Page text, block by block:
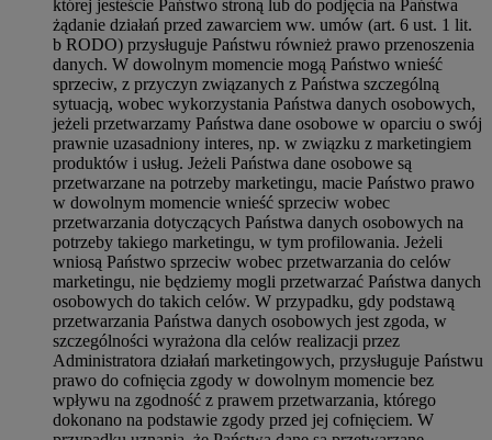
której jesteście Państwo stroną lub do podjęcia na Państwa
żądanie działań przed zawarciem ww. umów (art. 6 ust. 1 lit.
b RODO) przysługuje Państwu również prawo przenoszenia
danych. W dowolnym momencie mogą Państwo wnieść
sprzeciw, z przyczyn związanych z Państwa szczególną
sytuacją, wobec wykorzystania Państwa danych osobowych,
jeżeli przetwarzamy Państwa dane osobowe w oparciu o swój
prawnie uzasadniony interes, np. w związku z marketingiem
produktów i usług. Jeżeli Państwa dane osobowe są
przetwarzane na potrzeby marketingu, macie Państwo prawo
w dowolnym momencie wnieść sprzeciw wobec
przetwarzania dotyczących Państwa danych osobowych na
potrzeby takiego marketingu, w tym profilowania. Jeżeli
wniosą Państwo sprzeciw wobec przetwarzania do celów
marketingu, nie będziemy mogli przetwarzać Państwa danych
osobowych do takich celów. W przypadku, gdy podstawą
przetwarzania Państwa danych osobowych jest zgoda, w
szczególności wyrażona dla celów realizacji przez
Administratora działań marketingowych, przysługuje Państwu
prawo do cofnięcia zgody w dowolnym momencie bez
wpływu na zgodność z prawem przetwarzania, którego
dokonano na podstawie zgody przed jej cofnięciem. W